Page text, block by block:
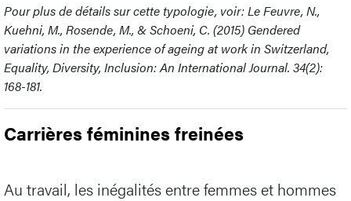
Pour plus de détails sur cette typologie, voir: Le Feuvre, N.,
Kuehni, M., Rosende, M., & Schoeni, C. (2015) Gendered
variations in the experience of ageing at work in Switzerland,
Equality, Diversity, Inclusion: An International Journal. 34(2):
168-181.
Carrières féminines freinées
Au travail, les inégalités entre femmes et hommes